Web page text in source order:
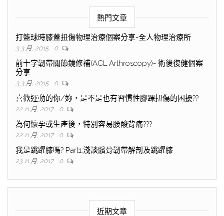
熱門文章
打籃球時膝蓋扭傷物理治療個案分享-全人物理治療所
3 3 月, 2015 0
前十字韌帶關節鏡修補(ACL Arthroscopy)- 術後復健個案
分享
3 3 月, 2015 0
喜歡運動的你/妳，是不是也有習慣性腳踝扭傷的困擾??
22 11 月, 2017 0
為何懷孕或生產後，特別容易腰酸背痛???
22 11 月, 2017 0
我是跳躍膝嗎? Part1:淺談髕骨韌帶解剖及跳躍膝
23 11 月, 2017 0
近期文章